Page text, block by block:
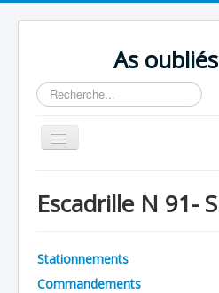
As
Rechercher
Basculer
la
Chronologie
Escadrille N 91-
Stationnements
Commandements